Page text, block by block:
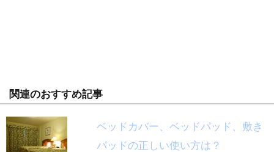
関連のおすすめ記事
ベッドカバー、ベッドパッド、敷き
パッドの正しい使い方は？